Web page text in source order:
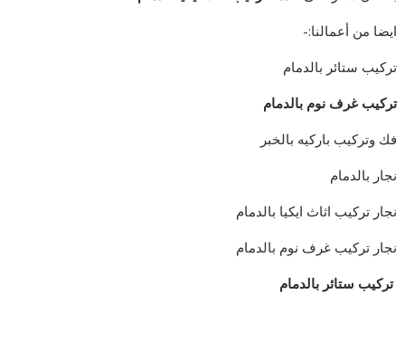
ايضا من أعمالنا:-
تركيب ستائر بالدمام
تركيب غرف نوم بالدمام
فك وتركيب باركيه بالخبر
نجار بالدمام
نجار تركيب اثاث ايكيا بالدمام
نجار تركيب غرف نوم بالدمام
تركيب ستائر بالدمام